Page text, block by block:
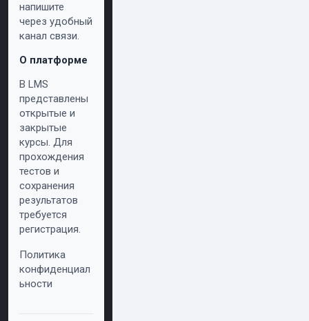
напишите
через удобный
канал связи.
О платформе
В LMS
представлены
открытые и
закрытые
курсы. Для
прохождения
тестов и
сохранения
результатов
требуется
регистрация.
Политика
конфиденциал
ьности